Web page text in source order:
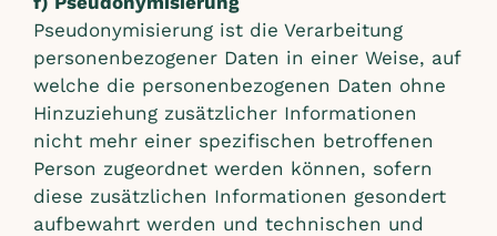
Pseudonymisierung ist die Verarbeitung
personenbezogener Daten in einer Weise, auf
welche die personenbezogenen Daten ohne
Hinzuziehung zusätzlicher Informationen
nicht mehr einer spezifischen betroffenen
Person zugeordnet werden können, sofern
diese zusätzlichen Informationen gesondert
aufbewahrt werden und technischen und